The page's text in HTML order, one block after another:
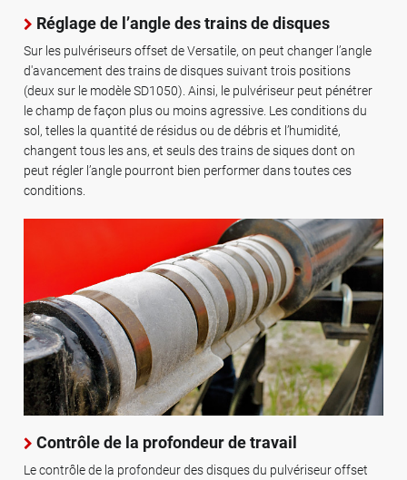
Réglage de l’angle des trains de disques
Sur les pulvériseurs offset de Versatile, on peut changer l’angle
d'avancement des trains de disques suivant trois positions
(deux sur le modèle SD1050). Ainsi, le pulvériseur peut pénétrer
le champ de façon plus ou moins agressive. Les conditions du
sol, telles la quantité de résidus ou de débris et l’humidité,
changent tous les ans, et seuls des trains de siques dont on
peut régler l’angle pourront bien performer dans toutes ces
conditions.
Contrôle de la profondeur de travail
Le contrôle de la profondeur des disques du pulvériseur offset